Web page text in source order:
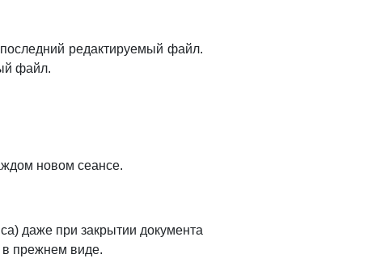
последний редактируемый файл.
файл.
новом сеансе.
даже при закрытии документа
в прежнем виде.